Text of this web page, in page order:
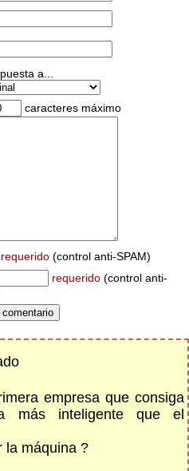
a...
caracteres máximo
requerido (control anti-SPAM)
requerido (control anti-
empresa que consiga
más inteligente que el
la máquina ?